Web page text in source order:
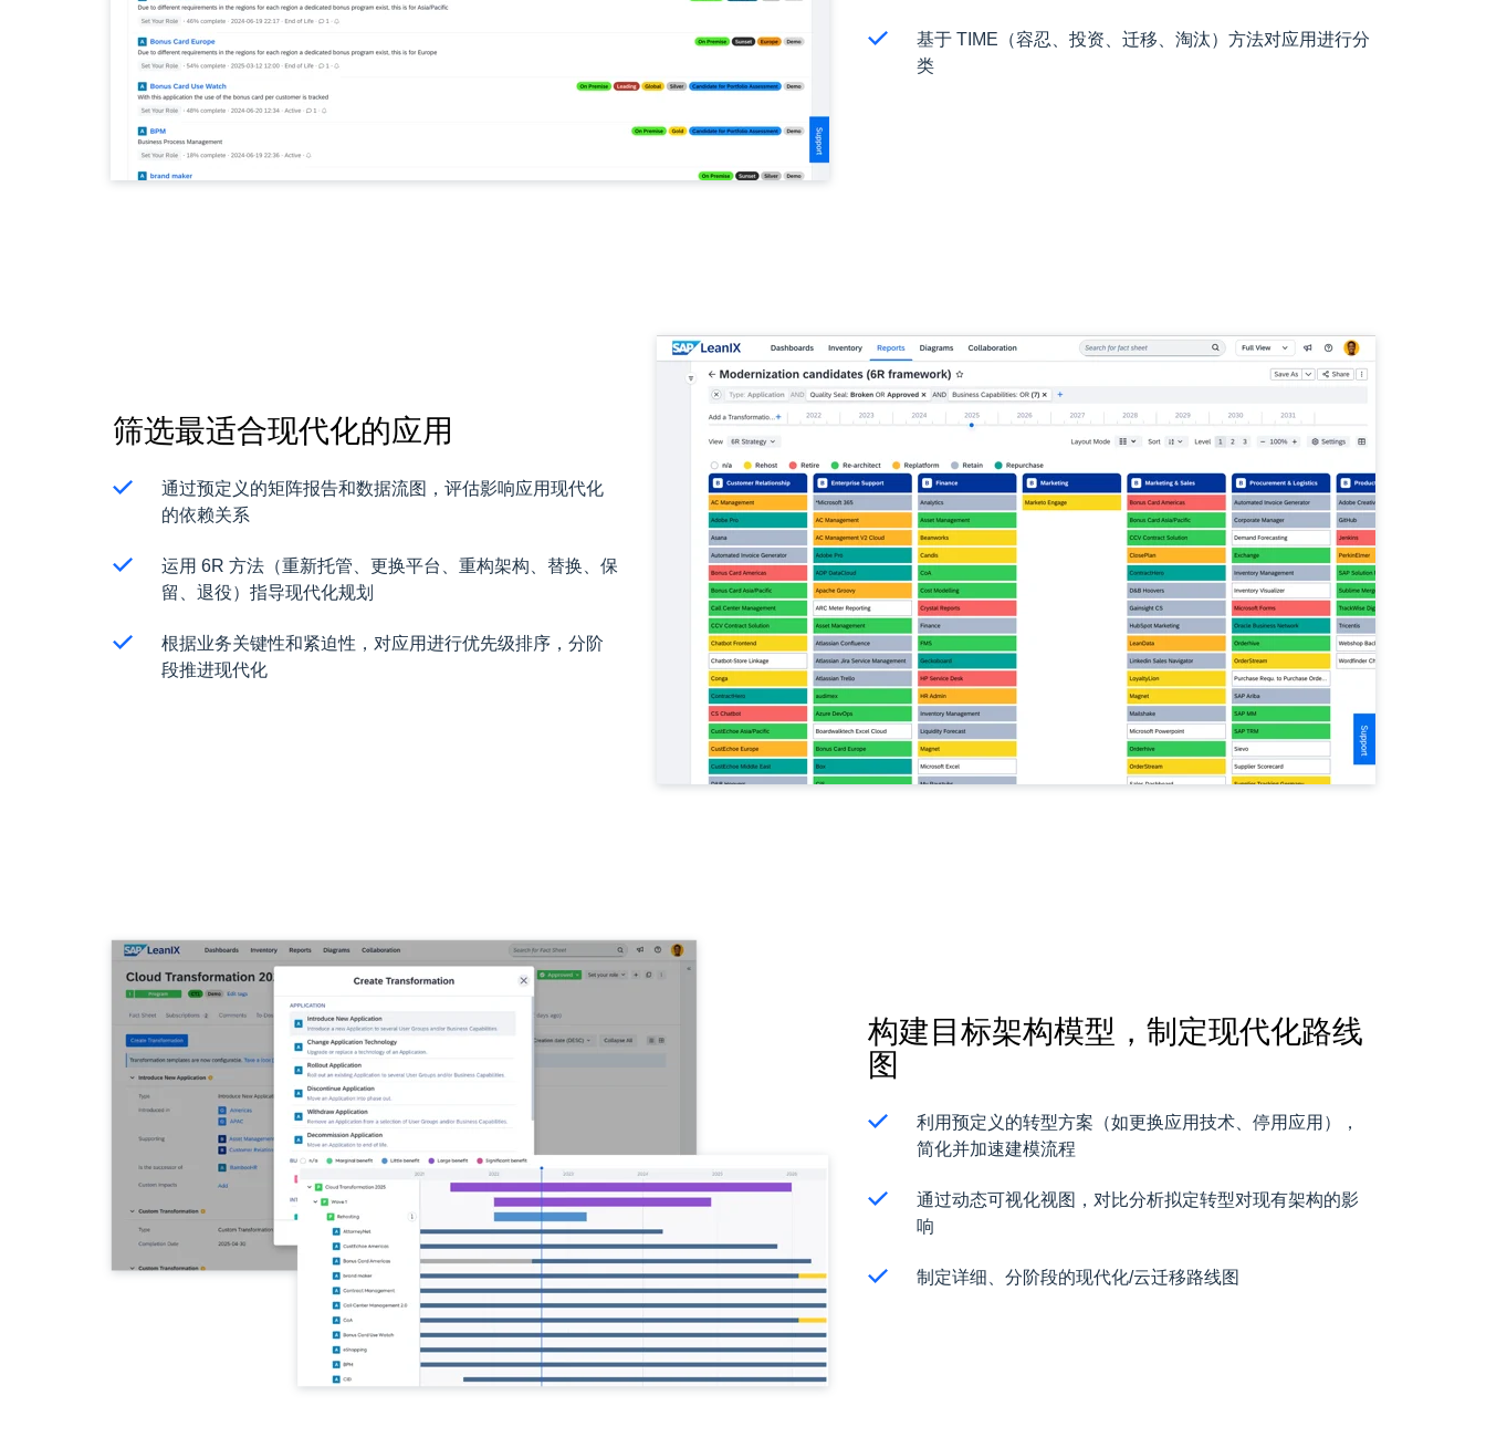
基于 TIME（容忍、投资、迁移、淘汰）方法对应用进行分
类
筛选最适合现代化的应用
通过预定义的矩阵报告和数据流图，评估影响应用现代化
的依赖关系
运用 6R 方法（重新托管、更换平台、重构架构、替换、保
留、退役）指导现代化规划
根据业务关键性和紧迫性，对应用进行优先级排序，分阶
段推进现代化
构建目标架构模型，制定现代化路线
图
利用预定义的转型方案（如更换应用技术、停用应用），
简化并加速建模流程
通过动态可视化视图，对比分析拟定转型对现有架构的影
响
制定详细、分阶段的现代化/云迁移路线图